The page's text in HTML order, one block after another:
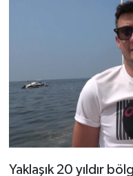
Yaklaşık 20 yıldır